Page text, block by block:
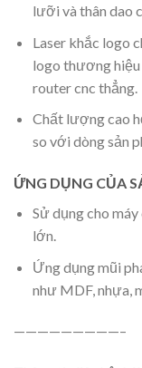
lưỡi và thân dao
Laser khắc logo
logo thương hiệu
router cnc thẳng.
Chất lượng cao
so với dòng sản
ỨNG DỤNG CỦA
Sử dụng cho
lớn.
Ứng dụng mũi
như MDF, nhựa,
—————————–